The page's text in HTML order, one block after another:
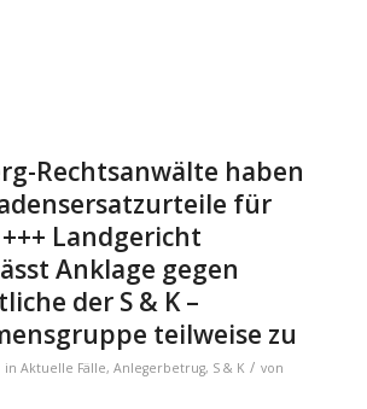
Rechtsanwälte haben
für
Landgericht
Anklage gegen
der S & K –
teilweise zu
in Aktuelle Fälle, Anlegerbetrug, S & K / von